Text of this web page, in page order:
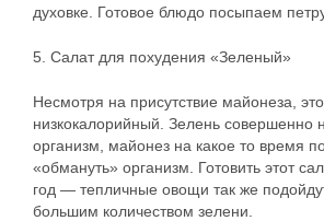
духовке. Готовое блюдо посыпаем
5. Салат для похудения «Зеленый»
Несмотря на присутствие майонеза,
низкокалорийный. Зелень совершенно
организм, майонез на какое то время
«обмануть» организм. Готовить этот
год — тепличные овощи так же
большим количеством зелени.